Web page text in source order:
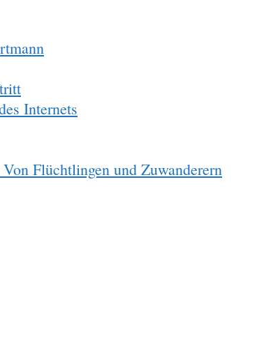
Internets
Flüchtlingen und Zuwanderern